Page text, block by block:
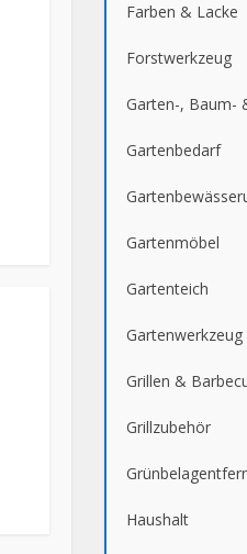
Farben & Lacke
Forstwerkzeug
Garten-, Baum-
Gartenbedarf
Gartenmöbel
Gartenteich
Gartenwerkzeug
Grillen &
Grillzubehör
Haushalt